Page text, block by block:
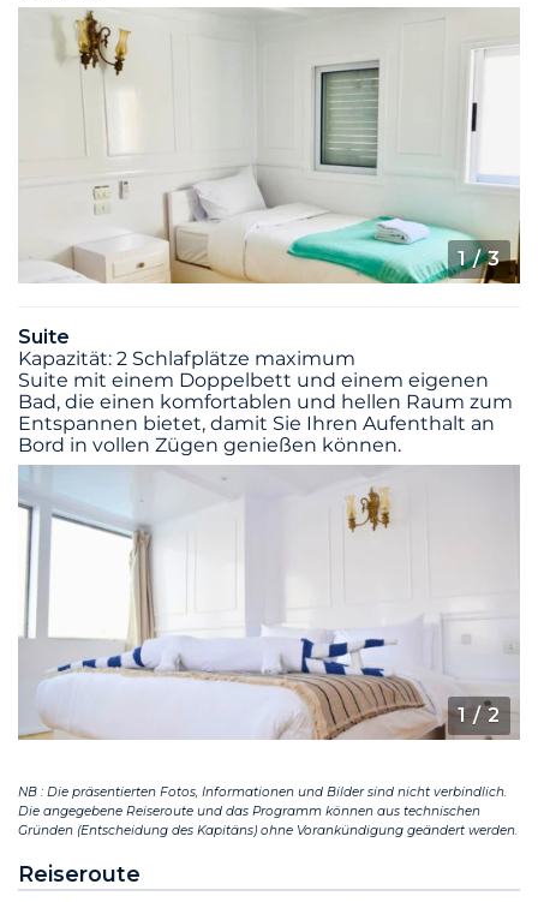
1/ 3
Suite
Kapazität: 2 Schlafplätze maximum
Suite mit einem Doppelbett und einem eigenen
Bad, die einen komfortablen und hellen Raum zum
Entspannen bietet, damit Sie Ihren Aufenthalt an
Bord in vollen Zügen genießen können.
1/ 2
NB : Die präsentierten Fotos, Informationen und Bilder sind nicht verbindlich.
Die angegebene Reiseroute und das Programm können aus technischen
Gründen (Entscheidung des Kapitäns) ohne Vorankündigung geändert werden.
Reiseroute